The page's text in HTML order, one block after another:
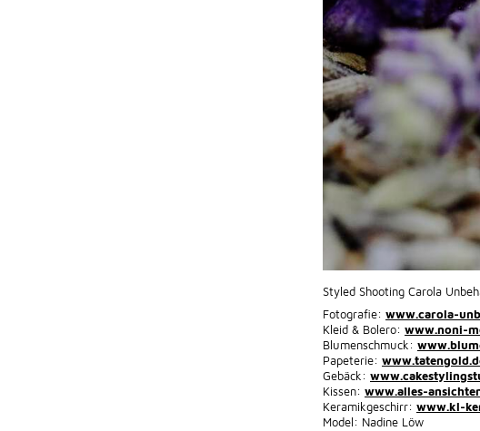
Styled Shooting Carola
Fotografie: www.carola-
Kleid & Bolero: www.noni-
Blumenschmuck:
Papeterie:
Gebäck:
Kissen: www.alles-
Keramikgeschirr: www.kl-
Model: Nadine Löw